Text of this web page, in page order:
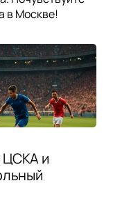
в Москве!
ЦСКА и